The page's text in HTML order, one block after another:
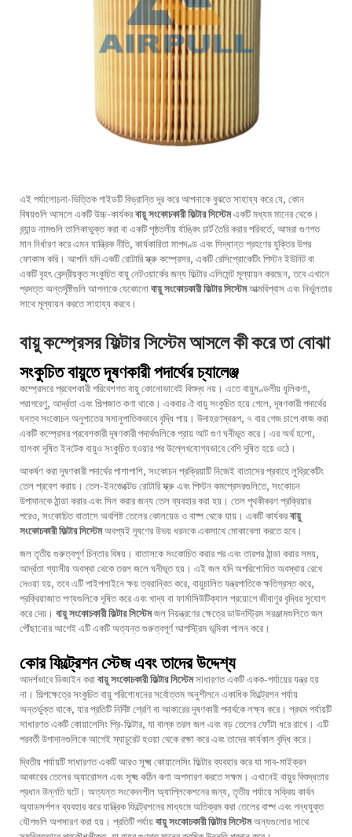
এই পর্যালোচনা-ভিত্তিক গাইডটি বিভ্রান্তি দূর করে আপনাকে বুঝতে সাহায্য করে যে, কোন
বিষয়গুলি আসলে একটি উচ্চ-কার্যকরবায়ু সংকোচকারী ফিল্টার সিস্টেমএকটি মধ্যম মানের থেকে।
ব্র্যান্ড নামগুলি তালিকাভুক্ত করা বা একটি পৃষ্ঠতলীয় র্যাঙ্কিং চার্ট তৈরি করার পরিবর্তে, আমরা গুণগত
মান নির্ধারণ করে এমন যান্ত্রিক নীতি, কার্যকারিতা মাপদণ্ড এবং সিদ্ধান্ত গ্রহণের যুক্তির উপর
ফোকাস করি। আপনি যদি একটি রোটারি স্ক্রু কম্প্রেসর, একটি রেসিপ্রোকেটিং পিস্টন ইউনিট বা
একটি বৃহৎ কেন্দ্রীয়কৃত সংকুচিত বায়ু নেটওয়ার্কের জন্য ফিল্টার এলিমেন্ট মূল্যায়ন করছেন, তবে এখানে
প্রদত্ত অন্তর্দৃষ্টিগুলি আপনাকে যেকোনোবায়ু সংকোচকারী ফিল্টার সিস্টেমআত্মবিশ্বাস এবং নির্ভুলতার
সাথে মূল্যায়ন করতে সাহায্য করবে।
বায়ু কম্প্রেসর ফিল্টার সিস্টেম আসলে কী করে তা বোঝা
সংকুচিত বায়ুতে দূষণকারী পদার্থের চ্যালেঞ্জ
কম্প্রেসরে প্রবেশকারী পরিবেশগত বায়ু কোনোভাবেই বিশুদ্ধ নয়। এতে বায়ুমণ্ডলীয় ধূলিকণা,
পরাগরেণু, আর্দ্রতা এবং শিল্পজাত কণা থাকে। একবার ঐ বায়ু সংকুচিত হয়ে গেলে, দূষণকারী পদার্থের
ঘনত্ব সংকোচন অনুপাতের সমানুপাতিকভাবে বৃদ্ধি পায়। উদাহরণস্বরূপ, ৭ বার গেজ চাপে কাজ করা
একটি কম্প্রেসর প্রবেশকারী দূষণকারী পদার্থগুলিকে প্রায় আট গুণ ঘনীভূত করে। এর অর্থ হলো,
হালকা দূষিত ইনটেক বায়ুও সংকুচিত হওয়ার পর উল্লেখযোগ্যভাবে বেশি দূষিত হয়ে ওঠে।
আকর্ষণ করা দূষণকারী পদার্থের পাশাপাশি, সংকোচন প্রক্রিয়াটি নিজেই বাতাসের প্রবাহে লুব্রিকেটিং
তেল প্রবেশ করায়। তেল-ইনজেক্টেড রোটারি স্ক্রু এবং পিস্টন কমপ্রেসরগুলিতে, সংকোচন
উপাদানকে ঠান্ডা করার এবং সিল করার জন্য তেল ব্যবহার করা হয়। তেল পৃথকীকরণ প্রক্রিয়ার
পরেও, সংকোচিত বাতাসে অবশিষ্ট তেলের কোলয়েড ও বাষ্প থেকে যায়। একটি কার্যকরবায়ু
সংকোচকারী ফিল্টার সিস্টেমঅবশ্যই দূষণের উভয় ধরনকে একসাথে মোকাবেলা করতে হবে।
জল তৃতীয় গুরুত্বপূর্ণ চিন্তার বিষয়। বাতাসকে সংকোচিত করার পর এবং তারপর ঠান্ডা করার সময়,
আর্দ্রতা গ্যাসীয় অবস্থা থেকে তরল জলে ঘনীভূত হয়। এই জল যদি অপরিশোধিত অবস্থায় রেখে
দেওয়া হয়, তবে এটি পাইপলাইনে ক্ষয় ত্বরান্বিত করে, বায়ুচালিত যন্ত্রপাতিকে ক্ষতিগ্রস্ত করে,
প্রক্রিয়াজাত পণ্যগুলিকে দূষিত করে এবং খাদ্য বা ফার্মাসিউটিক্যাল প্রয়োগে জীবাণুর বৃদ্ধির সুযোগ
করে দেয়। বায়ু সংকোচকারী ফিল্টার সিস্টেমজল নিয়ন্ত্রণের ক্ষেত্রে ডাউনস্ট্রিম সরঞ্জামগুলিতে জল
পৌঁছানোর আগেই এটি একটি অত্যন্ত গুরুত্বপূর্ণ আপস্ট্রিম ভূমিকা পালন করে।
কোর ফিল্ট্রেশন স্টেজ এবং তাদের উদ্দেশ্য
আদর্শভাবে ডিজাইন করাবায়ু সংকোচকারী ফিল্টার সিস্টেমসাধারণত একটি একক-পর্যায়ের যন্ত্র হয়
না। শিল্পক্ষেত্রে সংকুচিত বায়ু পরিশোধনের সর্বোত্তম অনুশীলনে একাধিক ফিল্ট্রেশন পর্যায়
অন্তর্ভুক্ত থাকে, যার প্রতিটি নির্দিষ্ট শ্রেণি বা আকারের দূষণকারী পদার্থকে লক্ষ্য করে। প্রথম পর্যায়টি
সাধারণত একটি কোয়ালেসিং প্রি-ফিল্টার, যা বাল্ক তরল জল এবং বড় তেলের ফোঁটা ধরে রাখে। এটি
পরবর্তী উপাদানগুলিকে আগেই স্যাচুরেট হওয়া থেকে রক্ষা করে এবং তাদের কার্যকাল বৃদ্ধি করে।
দ্বিতীয় পর্যায়টি সাধারণত একটি আরও সূক্ষ্ম কোয়ালেসিং ফিল্টার ব্যবহার করে যা সাব-মাইক্রন
আকারের তেলের অ্যারোসল এবং সূক্ষ্ম কঠিন কণা অপসারণ করতে সক্ষম। এখানেই বায়ুর বিশুদ্ধতার
প্রধান উন্নতি ঘটে। অত্যন্ত সংবেদনশীল অ্যাপ্লিকেশনের জন্য, তৃতীয় পর্যায়ে সক্রিয় কার্বন
অ্যাডসর্পশন ব্যবহার করে যান্ত্রিক ফিল্ট্রেশনের মাধ্যমে অতিক্রম করা তেলের বাষ্প এবং গন্ধযুক্ত
যৌগগুলি অপসারণ করা হয়। প্রতিটি পর্যায়বায়ু সংকোচকারী ফিল্টার সিস্টেমঅন্যগুলোর সাথে